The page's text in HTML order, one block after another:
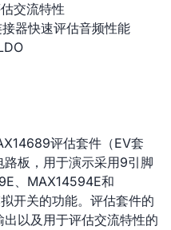
交流特性
器快速评估音频性能
评估套件（EV套
板，用于演示采用9引脚
、MAX14594E和
开关的功能。评估套件的
以及用于评估交流特性的